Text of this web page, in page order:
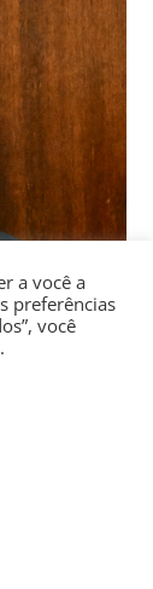
Pedro
a PEC da
da
a você a
preferências
você